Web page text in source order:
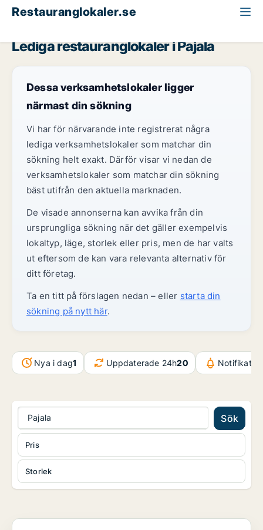
Restauranglokaler.se
Lediga restauranglokaler i Pajala
Dessa verksamhetslokaler ligger
närmast din sökning
Vi har för närvarande inte registrerat några
lediga verksamhetslokaler som matchar din
sökning helt exakt. Därför visar vi nedan de
verksamhetslokaler som matchar din sökning
bäst utifrån den aktuella marknaden.
De visade annonserna kan avvika från din
ursprungliga sökning när det gäller exempelvis
lokaltyp, läge, storlek eller pris, men de har valts
ut eftersom de kan vara relevanta alternativ för
ditt företag.
Ta en titt på förslagen nedan – eller starta din
sökning på nytt här.
Nya i dag1 Uppdaterade 24h20
Pajala Sök
Storlek
Pris
Kontorsfastighet i Haparanda